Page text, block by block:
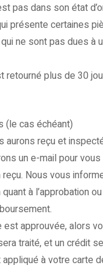
pas dans son état
présente certaines
ne sont pas dues à
retourné plus de 30
(le cas échéant)
aurons reçu et
un e-mail pour
reçu. Nous vous
à l’approbation
est approuvée, alors
traité, et un crédit
à votre carte